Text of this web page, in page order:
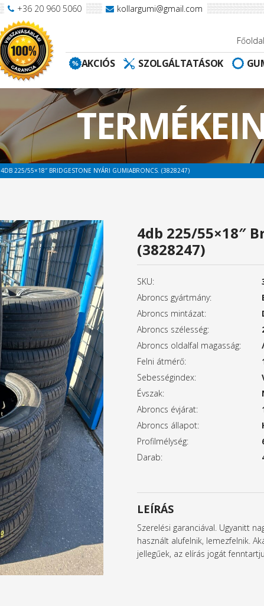
+36 20 960 5060 kollargumi@gmail.com
Főoldal
AKCIÓS SZOLGÁLTATÁSOK
4DB 225/55×18″ BRIDGESTONE NYÁRI GUMIABRONCS. (3828247)
4db 225/55×18″
(3828247)
SKU:
Abroncs gyártmány:
Abroncs mintázat:
Abroncs szélesség:
Abroncs oldalfal magasság:
Felni átmérő:
Sebességindex:
Évszak:
Abroncs évjárat:
Abroncs állapot:
Profilmélység:
Darab:
LEÍRÁS
Szerelési garanciával. Ugyanitt
használt alufelnik, lemezfelnik.
jellegűek, az elírás jogát